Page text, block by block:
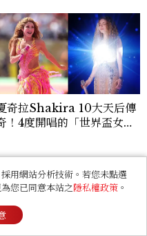
奇拉Shakira 10大天后傳
！4度開唱的「世界盃女
凍齡秘訣一次看
慧喬旅遊必穿這牌子的球
！喬妹同款是哪幾雙？
用網站分析技術。若您未點選
您已同意本站之隱私權政策 。